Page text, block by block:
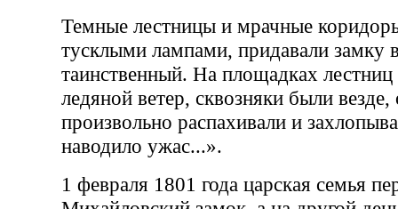
Темные лестницы и мрачные
тусклыми лампами, придавали замку
таинственный. На площадках
ледяной ветер, сквозняки были
произвольно распахивали и
наводило ужас...».
1 февраля 1801 года царская семья